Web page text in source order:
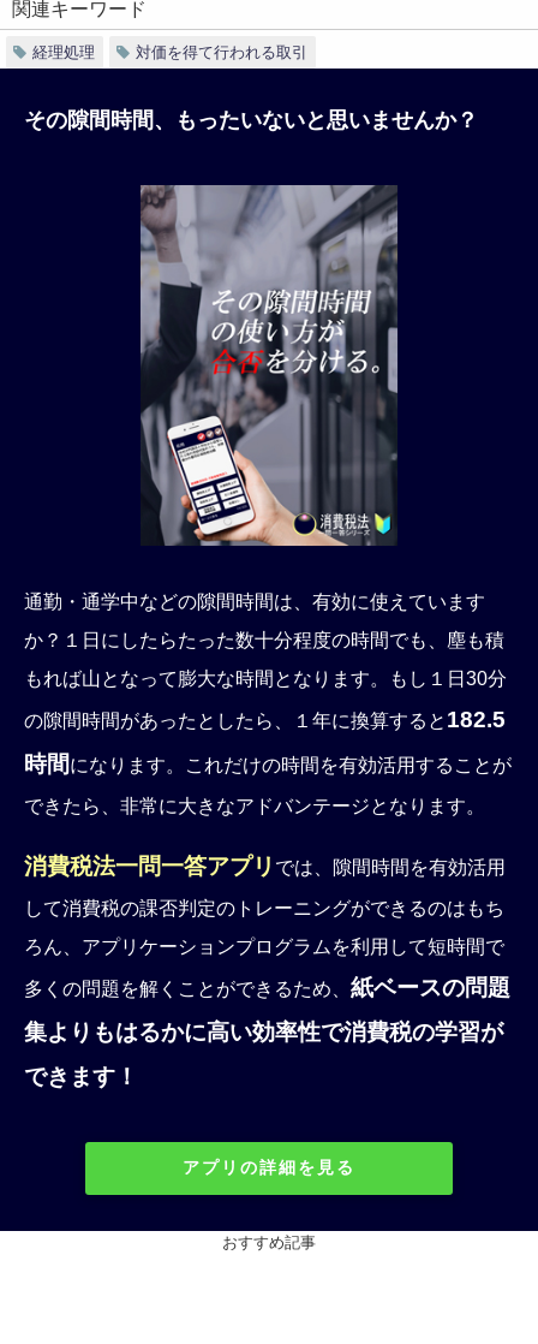
関連キーワード
経理処理 対価を得て行われる取引
その隙間時間、もったいないと思いませんか？
通勤・通学中などの隙間時間は、有効に使えています
か？１日にしたらたった数十分程度の時間でも、塵も積
もれば山となって膨大な時間となります。もし１日30分
の隙間時間があったとしたら、１年に換算すると 182.5
時間になります。これだけの時間を有効活用することが
できたら、非常に大きなアドバンテージとなります。
消費税法一問一答アプリ では、隙間時間を有効活用
して消費税の課否判定のトレーニングができるのはもち
ろん、アプリケーションプログラムを利用して短時間で
多くの問題を解くことができるため、 紙ベースの問題
集よりもはるかに高い効率性で消費税の学習が
できます！
アプリの詳細を見る
おすすめ記事